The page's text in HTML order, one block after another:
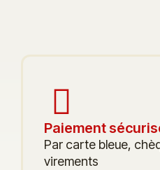
Paiement
Par carte bleue,
virements